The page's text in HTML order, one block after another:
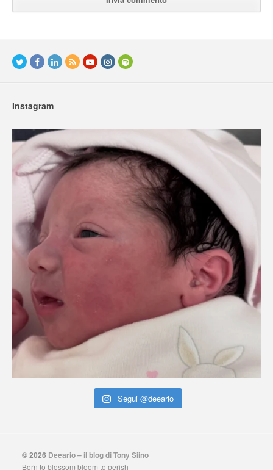
Instagram
Segui @deeario
© 2026 Deeario – il blog di Tony Siino
Born to blossom bloom to perish